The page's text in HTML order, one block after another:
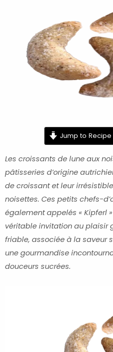
Jump to Recipe
Les croissants de lune aux
pâtisseries d’origine
de croissant et leur
noisettes. Ces petits chefs-
également appelés « Kipferl
véritable invitation au plaisir
friable, associée à la saveur
une gourmandise
douceurs sucrées.
minutes hour